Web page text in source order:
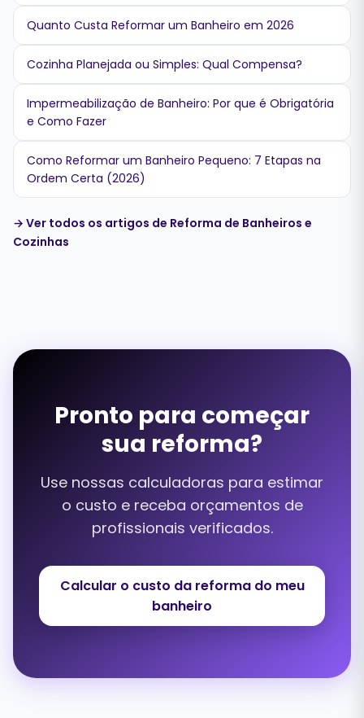
Quanto Custa Reformar um Banheiro em 2026
Cozinha Planejada ou Simples: Qual Compensa?
Impermeabilização de Banheiro: Por que é Obrigatória
e Como Fazer
Como Reformar um Banheiro Pequeno: 7 Etapas na
Ordem Certa (2026)
→ Ver todos os artigos de Reforma de Banheiros e
Cozinhas
Pronto para começar
sua reforma?
Use nossas calculadoras para estimar
o custo e receba orçamentos de
profissionais verificados.
Calcular o custo da reforma do meu
banheiro